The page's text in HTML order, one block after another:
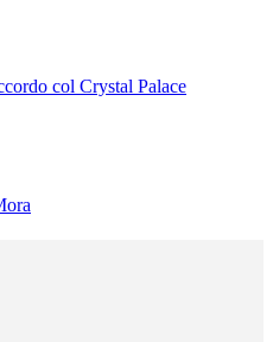
col Crystal Palace